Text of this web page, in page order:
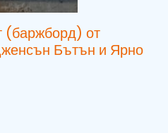
(баржборд) от
Бътън и Ярно